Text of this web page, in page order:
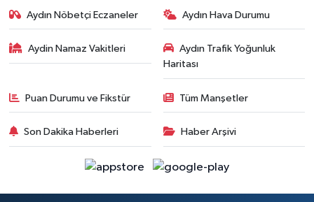
Aydın Nöbetçi Eczaneler Aydın Hava Durumu
Aydin Namaz Vakitleri
Aydın Trafik Yoğunluk
Haritası
Puan Durumu ve Fikstür Tüm Manşetler
Son Dakika Haberleri Haber Arşivi